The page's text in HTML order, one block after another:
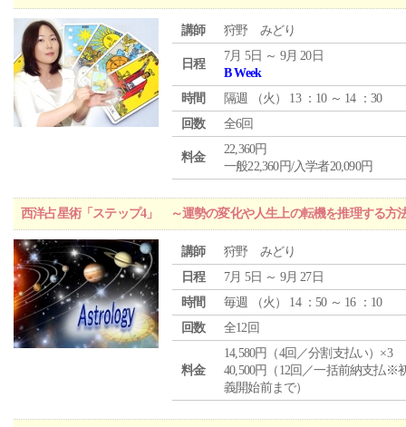
講師 狩野 みどり
日程
7月 5日 ～ 9月 20日
B Week
時間
隔週 （火 ） 13 ：10 ～ 14 ：30
回数
全6回
料金
22,360円
一般22,360円/入学者20,090円
西洋占星術「ステップ4」 ～運勢の変化や人生上の転機を推理する方
講師
狩野 みどり
日程
7月 5日 ～ 9月 27日
時間
毎週 （火 ） 14 ：50 ～ 16 ：10
回数
全12回
料金
14,580円（4回／分割支払い）×3
40,500円（12回／一括前納支払※
義開始前まで）